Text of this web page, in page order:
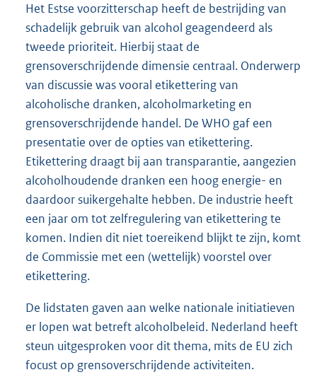
Het Estse voorzitterschap heeft de bestrijding van
schadelijk gebruik van alcohol geagendeerd als
tweede prioriteit. Hierbij staat de
grensoverschrijdende dimensie centraal. Onderwerp
van discussie was vooral etikettering van
alcoholische dranken, alcoholmarketing en
grensoverschrijdende handel. De WHO gaf een
presentatie over de opties van etikettering.
Etikettering draagt bij aan transparantie, aangezien
alcoholhoudende dranken een hoog energie- en
daardoor suikergehalte hebben. De industrie heeft
een jaar om tot zelfregulering van etikettering te
komen. Indien dit niet toereikend blijkt te zijn, komt
de Commissie met een (wettelijk) voorstel over
etikettering.
De lidstaten gaven aan welke nationale initiatieven
er lopen wat betreft alcoholbeleid. Nederland heeft
steun uitgesproken voor dit thema, mits de EU zich
focust op grensoverschrijdende activiteiten.